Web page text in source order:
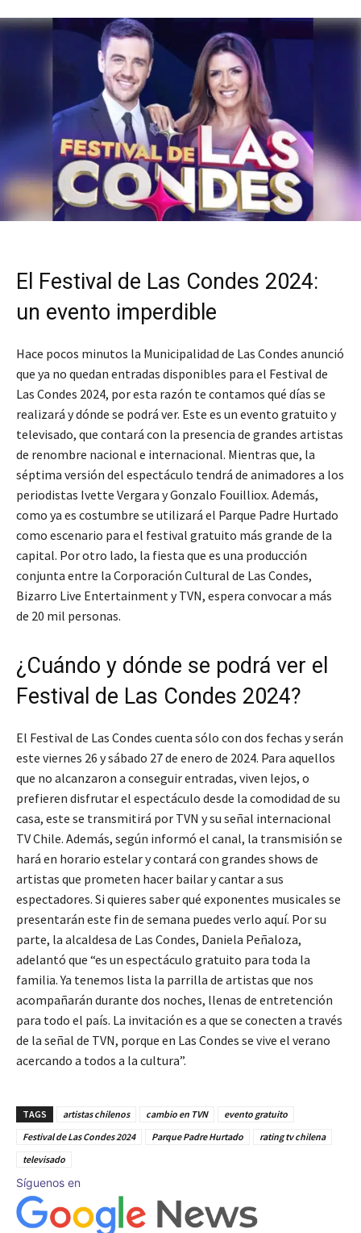
El Festival de Las Condes 2024:
un evento imperdible
Hace pocos minutos la Municipalidad de Las Condes anunció
que ya no quedan entradas disponibles para el Festival de
Las Condes 2024, por esta razón te contamos qué días se
realizará y dónde se podrá ver. Este es un evento gratuito y
televisado, que contará con la presencia de grandes artistas
de renombre nacional e internacional. Mientras que, la
séptima versión del espectáculo tendrá de animadores a los
periodistas Ivette Vergara y Gonzalo Fouilliox. Además,
como ya es costumbre se utilizará el Parque Padre Hurtado
como escenario para el festival gratuito más grande de la
capital. Por otro lado, la fiesta que es una producción
conjunta entre la Corporación Cultural de Las Condes,
Bizarro Live Entertainment y TVN, espera convocar a más
de 20 mil personas.
¿Cuándo y dónde se podrá ver el
Festival de Las Condes 2024?
El Festival de Las Condes cuenta sólo con dos fechas y serán
este viernes 26 y sábado 27 de enero de 2024. Para aquellos
que no alcanzaron a conseguir entradas, viven lejos, o
prefieren disfrutar el espectáculo desde la comodidad de su
casa, este se transmitirá por TVN y su señal internacional
TV Chile. Además, según informó el canal, la transmisión se
hará en horario estelar y contará con grandes shows de
artistas que prometen hacer bailar y cantar a sus
espectadores. Si quieres saber qué exponentes musicales se
presentarán este fin de semana puedes verlo aquí. Por su
parte, la alcaldesa de Las Condes, Daniela Peñaloza,
adelantó que “es un espectáculo gratuito para toda la
familia. Ya tenemos lista la parrilla de artistas que nos
acompañarán durante dos noches, llenas de entretención
para todo el país. La invitación es a que se conecten a través
de la señal de TVN, porque en Las Condes se vive el verano
acercando a todos a la cultura”.
TAGS artistas chilenos cambio en TVN
evento gratuito
Festival de Las Condes 2024
Parque Padre Hurtado
rating tv chilena
televisado
Síguenos en